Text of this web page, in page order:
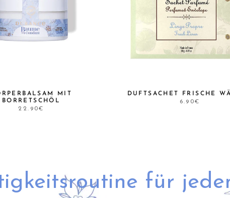
MIT
BORRETSCHÖL
22.90€
DUFTSACHET FRISCHE
6.90€
für